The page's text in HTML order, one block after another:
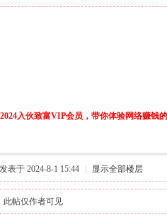
2024入伙致富VIP会员，带你体验网络赚钱
发表于 2024-8-1 15:44 显示全部楼层
此帖仅作者可见